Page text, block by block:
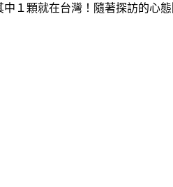
１顆就在台灣！隨著探訪的心態